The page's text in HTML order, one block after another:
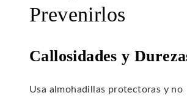
Prevenirlos
Callosidades y
Usa almohadillas protectoras y no